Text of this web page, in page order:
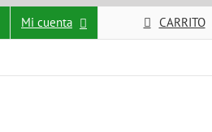
Mi cuenta CARRITO